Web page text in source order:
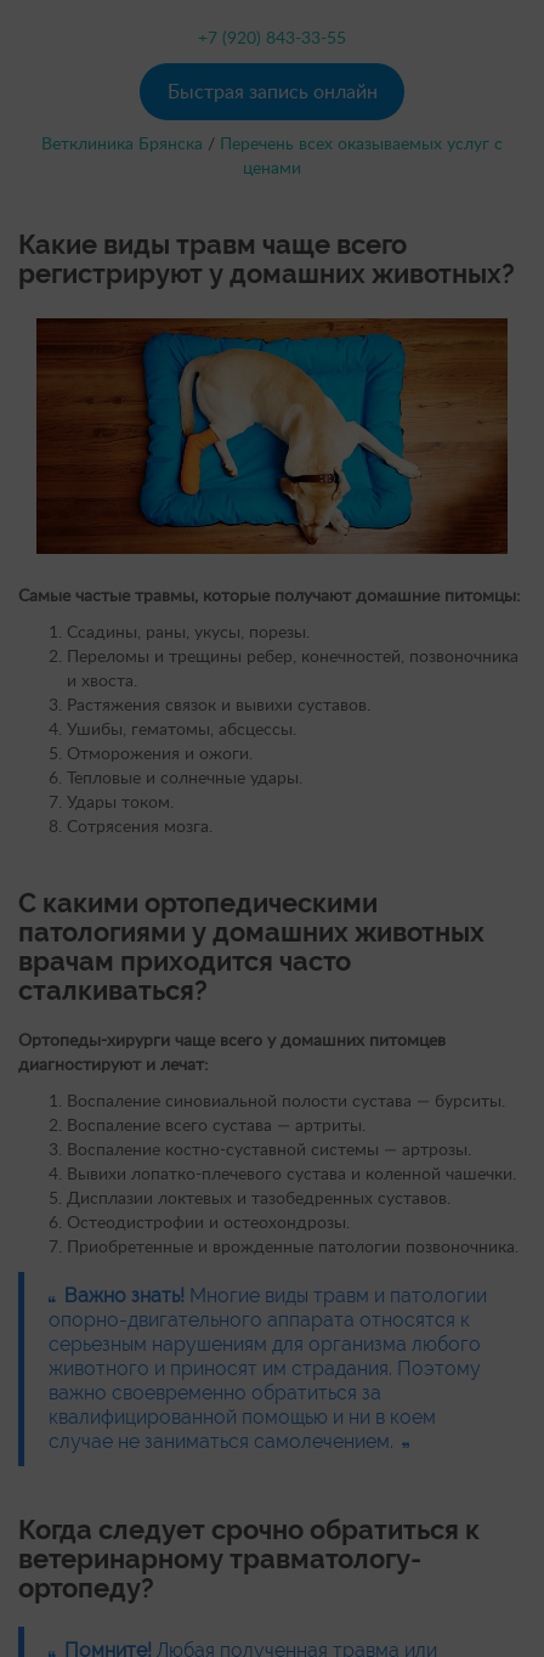
+7 (920) 843-33-55
Быстрая запись онлайн
Ветклиника Брянска /
Перечень всех оказываемых услуг с
ценами
Какие виды травм чаще всего
регистрируют у домашних животных?
Самые частые травмы, которые получают домашние питомцы:
Ссадины, раны, укусы, порезы.
Переломы и трещины ребер, конечностей, позвоночника
и хвоста.
Растяжения связок и вывихи суставов.
Ушибы, гематомы, абсцессы.
Отморожения и ожоги.
Тепловые и солнечные удары.
Удары током.
Сотрясения мозга.
С какими ортопедическими
патологиями у домашних животных
врачам приходится часто
сталкиваться?
Ортопеды-хирурги чаще всего у домашних питомцев
диагностируют и лечат:
Воспаление синовиальной полости сустава — бурситы.
Воспаление всего сустава — артриты.
Воспаление костно-суставной системы — артрозы.
Вывихи лопатко-плечевого сустава и коленной чашечки.
Дисплазии локтевых и тазобедренных суставов.
Остеодистрофии и остеохондрозы.
Приобретенные и врожденные патологии позвоночника.
Важно знать! Многие виды травм и патологии
опорно-двигательного аппарата относятся к
серьезным нарушениям для организма любого
животного и приносят им страдания. Поэтому
важно своевременно обратиться за
квалифицированной помощью и ни в коем
случае не заниматься самолечением.
Когда следует срочно обратиться к
ветеринарному травматологу-
ортопеду?
Помните! Любая полученная травма или